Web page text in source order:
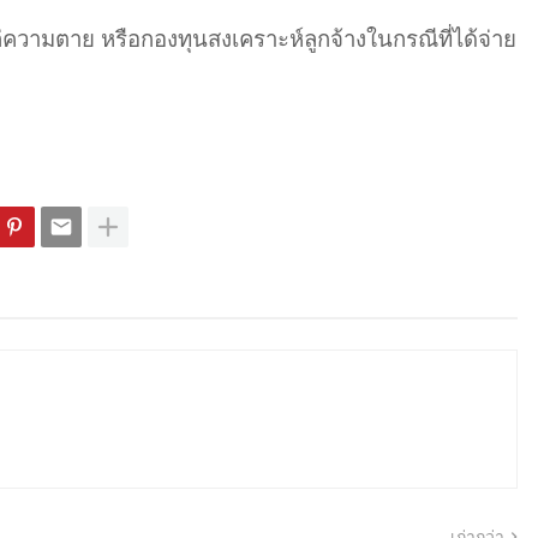
วามตาย หรือกองทุนสงเคราะห์ลูกจ้างในกรณีที่ได้จ่าย